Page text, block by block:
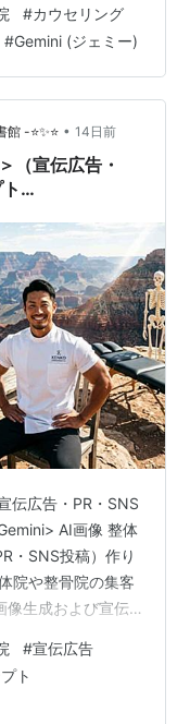
となります。リラ
を聞く整体師と
、初めて訪れる方
きます。 ここで
ChatGPTやG…
#カウセリング
#Gemini (ジェミー)
-⭐✨⭐ • 14日前
（宣伝広告・
伝広告・PR・SNS
AI画像 整体
・SNS投稿）作り
院や整骨院の集客
像生成および宣伝
において、視覚
は、新規の患者
す。院の魅力を
#宣伝広告
ト